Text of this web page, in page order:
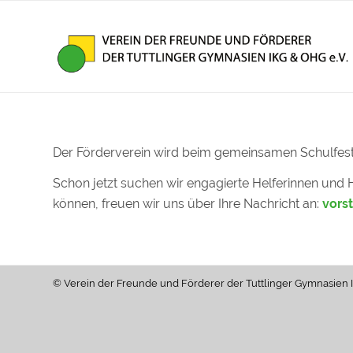
Der Förderverein wird beim gemeinsamen
Schon jetzt suchen wir engagierte Helferinnen und
können, freuen wir uns über Ihre Nachricht an:
© Verein der Freunde und Förderer der Tuttlinger Gymnasien